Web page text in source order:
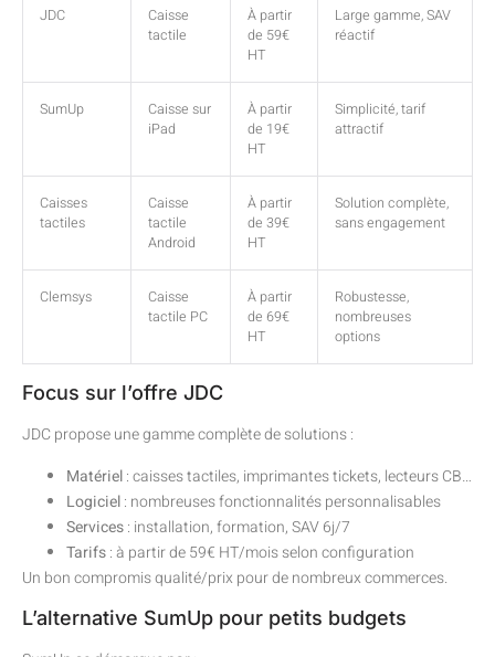
JDC
Caisse
tactile
À partir
de 59€
HT
Large gamme, SAV
réactif
SumUp
Caisse sur
iPad
À partir
de 19€
HT
Simplicité, tarif
attractif
Caisses
tactiles
Caisse
tactile
Android
À partir
de 39€
HT
Solution complète,
sans engagement
Clemsys
Caisse
tactile PC
À partir
de 69€
HT
Robustesse,
nombreuses
options
Focus sur l’offre JDC
JDC propose une gamme complète de solutions :
Matériel: caisses tactiles, imprimantes tickets, lecteurs CB…
Logiciel: nombreuses fonctionnalités personnalisables
Services: installation, formation, SAV 6j/7
Tarifs: à partir de 59€ HT/mois selon configuration
Un bon compromis qualité/prix pour de nombreux commerces.
L’alternative SumUp pour petits budgets